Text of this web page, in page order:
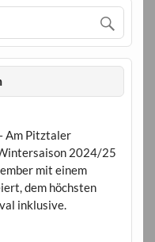
Am Pitztaler
2024/25
mit einem
dem höchsten
inklusive.